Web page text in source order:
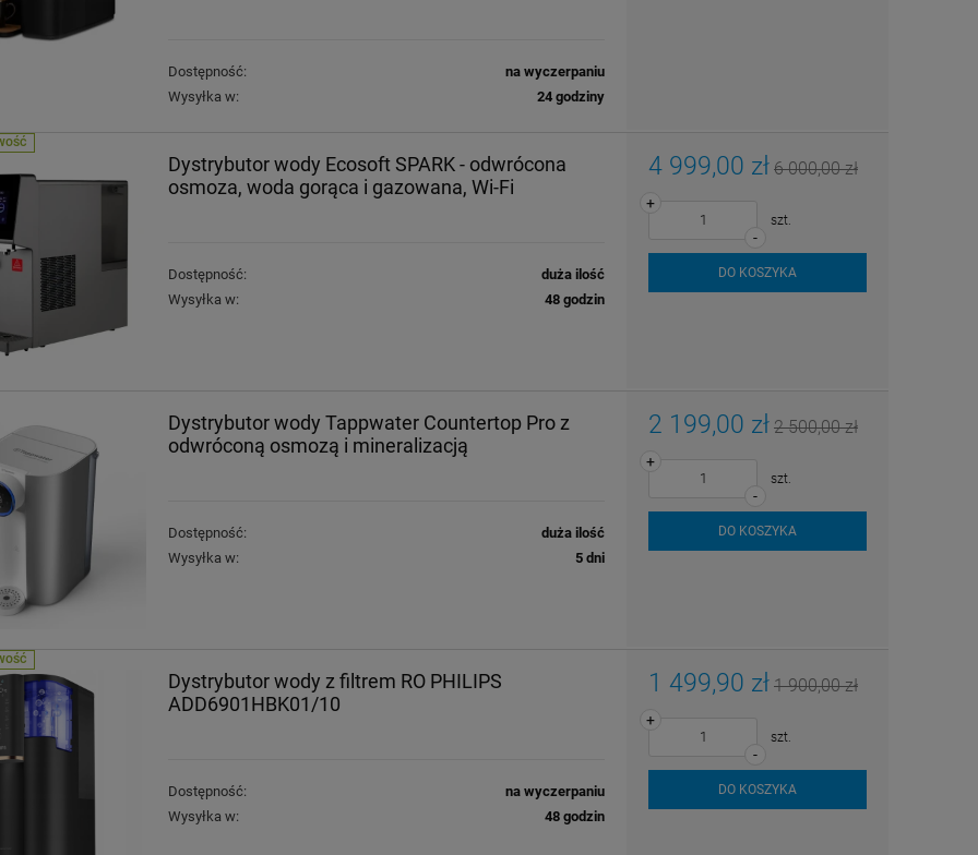
do filtra
NW 32 rękaw
zł
DO KOSZYKA
Dostępność:
na wyczerpaniu
Wysyłka w:
24 godziny
Dystrybutor wody Ecosoft SPARK - odwrócona
osmoza, woda gorąca i gazowana, Wi-Fi
Dostępność:
duża ilość
Wysyłka w:
48 godzin
4 999,00 zł 6 000,00 zł
-
+
szt.
DO KOSZYKA
Dystrybutor wody Tappwater Countertop Pro z
odwróconą osmozą i mineralizacją
Dostępność:
duża ilość
Wysyłka w:
5 dni
2 199,00 zł 2 500,00 zł
-
+
szt.
DO KOSZYKA
Dystrybutor wody z filtrem RO PHILIPS
ADD6901HBK01/10
Dostępność:
na wyczerpaniu
Wysyłka w:
48 godzin
1 499,90 zł 1 900,00 zł
-
+
szt.
DO KOSZYKA